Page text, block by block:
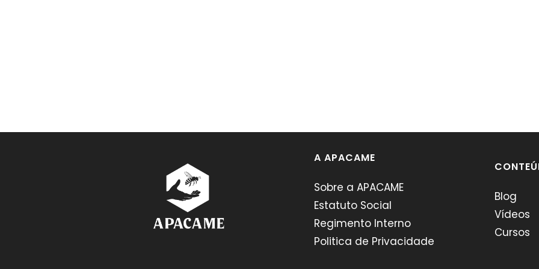
A APACAME
Sobre a APACAME
Estatuto Social
Regimento Interno
Politica de Privacidade
Blog
Vídeos
Cursos